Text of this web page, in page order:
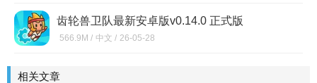
齿轮兽卫队最新安卓版v0.14.0 正式版
566.9M / 中文 / 26-05-28
相关文章